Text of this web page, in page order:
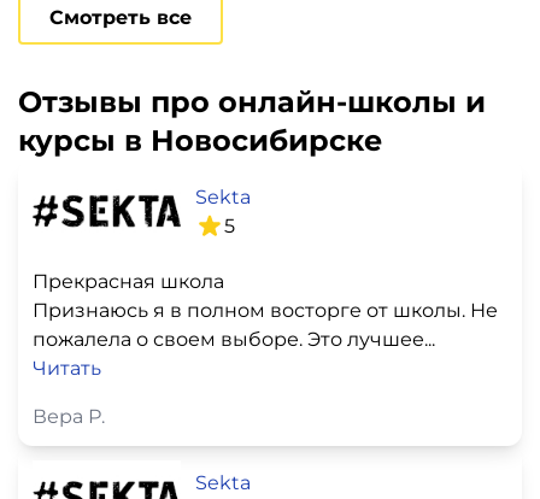
Смотреть все
Отзывы про онлайн-школы и
курсы в Новосибирске
Sekta
5
Прекрасная школа
Признаюсь я в полном восторге от школы. Не
пожалела о своем выборе. Это лучшее...
Читать
Вера Р.
Sekta